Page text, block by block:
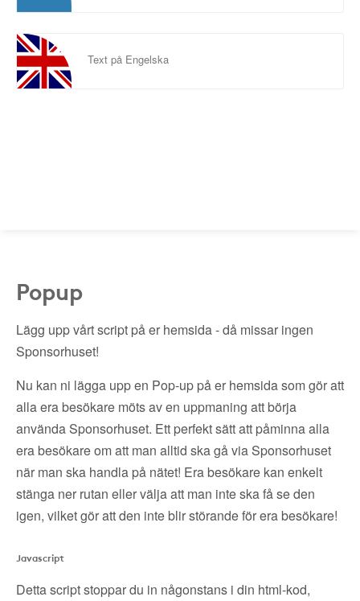
Text på Engelska
Popup
Lägg upp vårt script på er hemsida - då missar ingen
Sponsorhuset!
Nu kan ni lägga upp en Pop-up på er hemsida som gör att
alla era besökare möts av en uppmaning att börja
använda Sponsorhuset. Ett perfekt sätt att påminna alla
era besökare om att man alltid ska gå via Sponsorhuset
när man ska handla på nätet! Era besökare kan enkelt
stänga ner rutan eller välja att man inte ska få se den
igen, vilket gör att den inte blir störande för era besökare!
Javascript
Detta script stoppar du in någonstans i din html-kod,